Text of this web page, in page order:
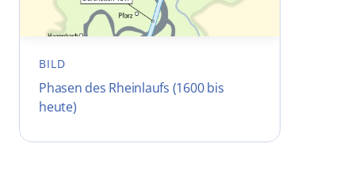
BILD
Phasen des Rheinlaufs (1600 bis
heute)